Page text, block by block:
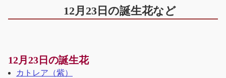
12月23日の誕生花など
12月23日の誕生花
カトレア（紫）